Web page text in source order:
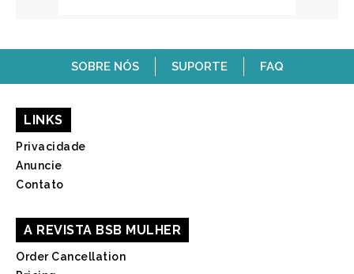
SOBRE NÓS SUPORTE FAQ
LINKS
Privacidade
Anuncie
Contato
A REVISTA BSB MULHER
Order Cancellation